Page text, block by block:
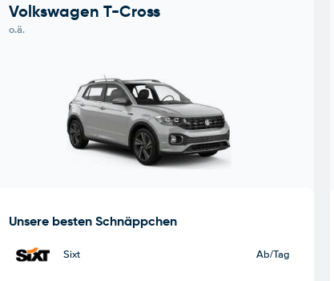
Volkswagen T-Cross
o.ä.
Unsere besten Schnäppchen
Sixt Ab/Tag